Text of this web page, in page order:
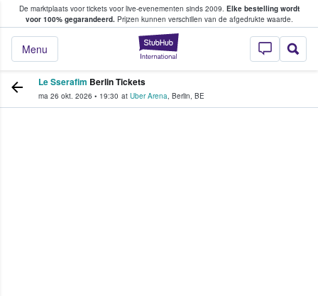
De marktplaats voor tickets voor live-evenementen sinds 2009. Elke bestelling wordt
voor 100% gegarandeerd.Prijzen kunnen verschillen van de afgedrukte waarde.
StubHub: waar
Menu
tickets kopen en verkopen
Le Sserafim Berlin Tickets
ma 26 okt. 2026 • 19:30 at Uber Arena, Berlin, BE